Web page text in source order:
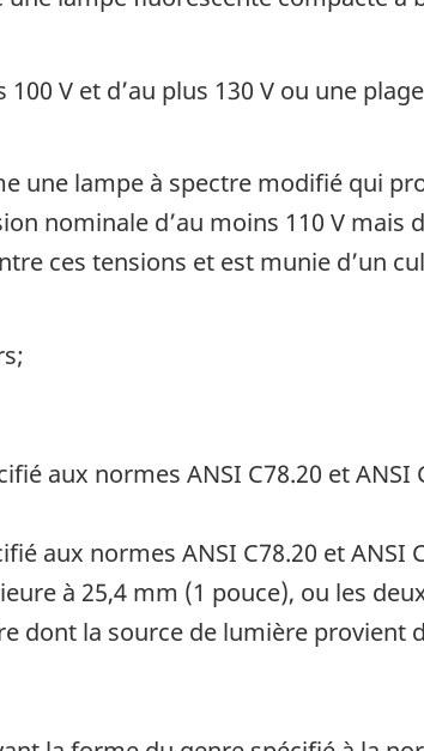
V et d’au plus 130 V ou une
une lampe à spectre modifié qui
nominale d’au moins 110 V mais
ces tensions et est munie d’un
aux normes ANSI C78.20 et
aux normes ANSI C78.20 et ANSI
à 25,4 mm (1 pouce), ou les
dont la source de lumière provient